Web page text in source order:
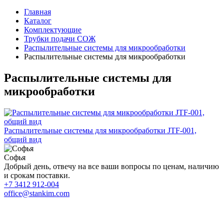
Главная
Каталог
Комплектующие
Трубки подачи СОЖ
Распылительные системы для микрообработки
Распылительные системы для микрообработки
Распылительные системы для
микрообработки
Распылительные системы для микрообработки JTF-001,
общий вид
Софья
Добрый день, отвечу на все ваши вопросы по ценам, наличию
и срокам поставки.
+7 3412 912-004
office@stankim.com